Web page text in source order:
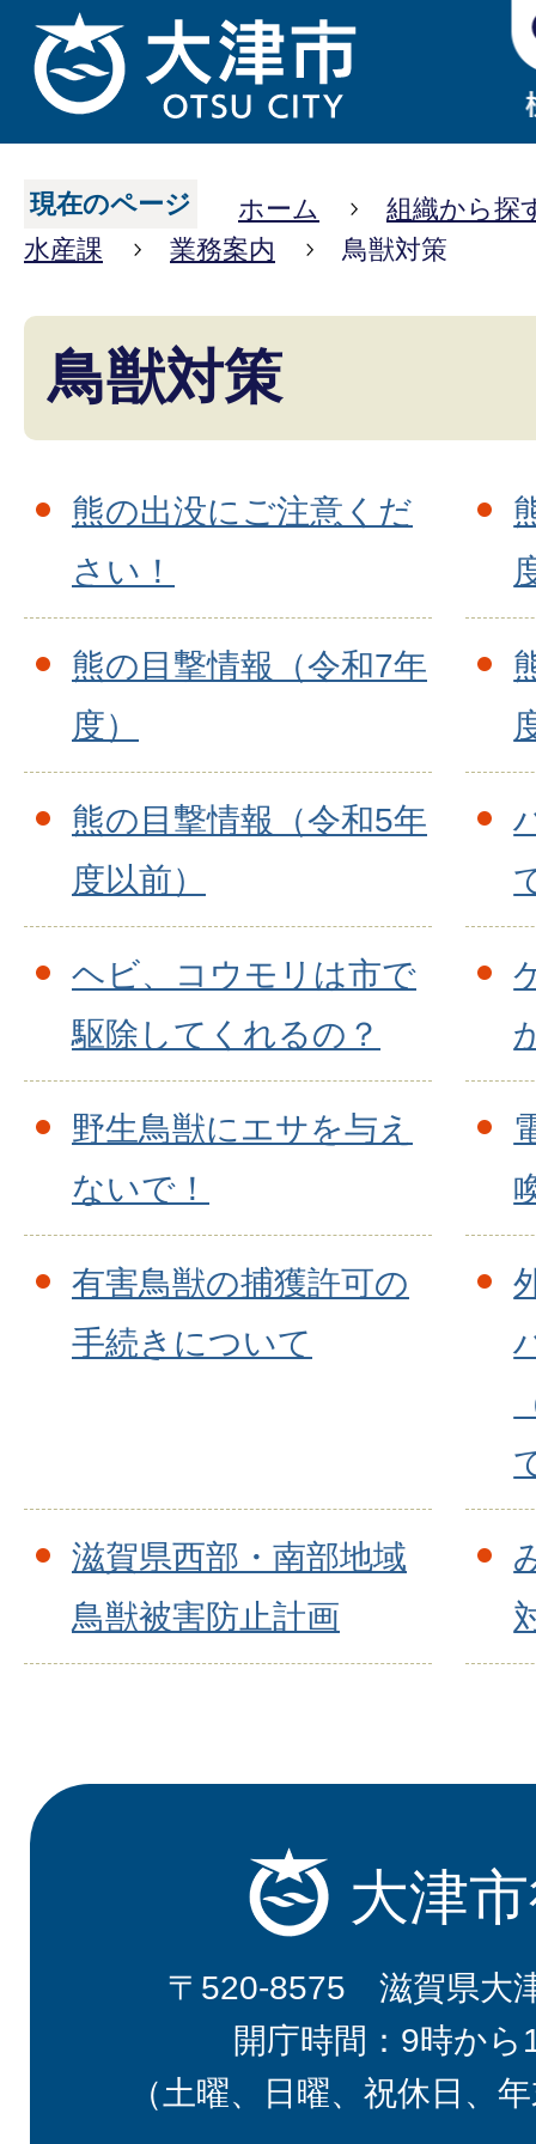
現在のページ ホーム
組織から探
水産課
業務案内 鳥獣対策
鳥獣対策
熊の出没にご注意くだ
さい！
熊の目撃情報（令和7年
度）
熊の目撃情報（令和5年
度以前）
ヘビ、コウモリは市で
駆除してくれるの？
野生鳥獣にエサを与え
ないで！
有害鳥獣の捕獲許可の
手続きについて
滋賀県西部・南部地域
鳥獣被害防止計画
大津
〒520-8575 滋賀県大
開庁時間：9時から
（土曜、日曜、祝休日、